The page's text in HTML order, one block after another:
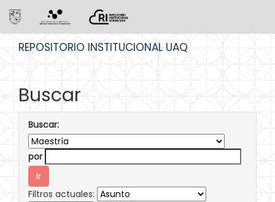
REPOSITORIO INSTITUCIONAL UAQ
Buscar
Buscar:
por
Filtros actuales: